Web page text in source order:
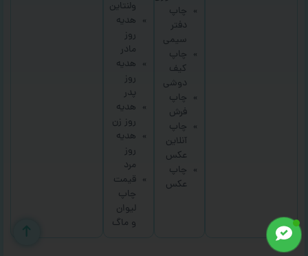
چاپ
دفتر
سیمی
چاپ
کیف
دوشی
چاپ
فرش
چاپ
آنلاین
عکس
چاپ
عکس
ولنتاین
هدیه
روز
مادر
هدیه
روز
پدر
هدیه
روز زن
هدیه
روز
مرد
قیمت
چاپ
لیوان
و ماگ